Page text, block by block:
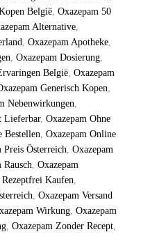
België,Oxazepam 50
Alternative,
,Oxazepam Apotheke,
,Oxazepam Dosierung,
België,Oxazepam
Generisch Kopen,
Nebenwirkungen,
Lieferbar,Oxazepam Ohne
Bestellen,Oxazepam Online
Preis Österreich,Oxazepam
Rausch,Oxazepam
Rezeptfrei Kaufen,
,Oxazepam Versand
Wirkung,Oxazepam
,Oxazepam Zonder Recept,